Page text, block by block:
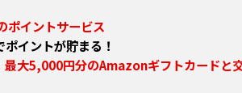
イントサービス
イントが貯まる！
最大5,000円分のAmazonギフトカードと